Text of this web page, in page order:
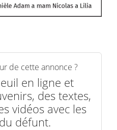
de cette annonce ?
en ligne et
des textes,
vidéos avec les
défunt.